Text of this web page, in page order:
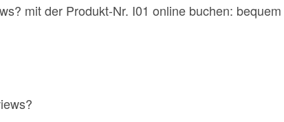
mit der Produkt-Nr. I01 online buchen: bequem